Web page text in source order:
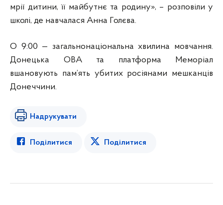
мрії дитини, її майбутнє та родину», – розповіли у
школі, де навчалася Анна Голєва.
О 9:00 — загальнонаціональна хвилина мовчання.
Донецька ОВА та платформа Меморіал
вшановують пам’ять убитих росіянами мешканців
Донеччини.
Надрукувати
Поділитися Поділитися